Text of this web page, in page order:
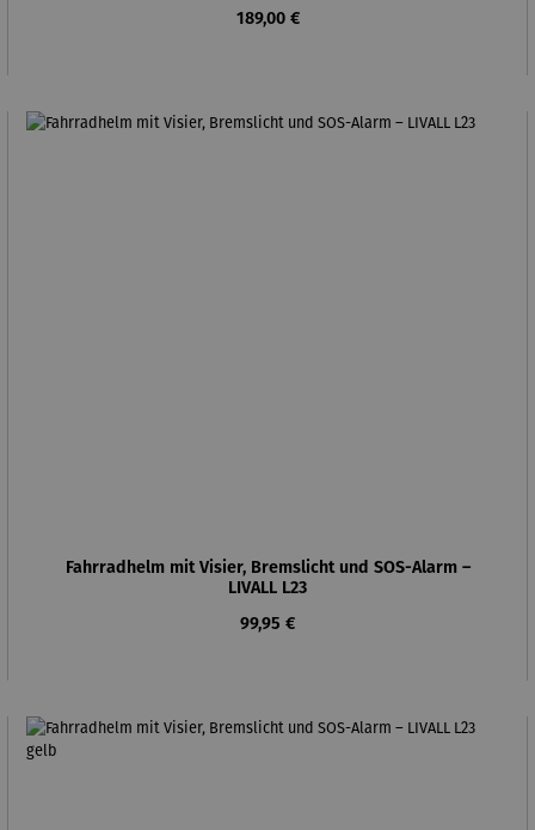
Regulärer Preis:
189,00 €
Fahrradhelm mit Visier, Bremslicht und SOS-Alarm –
LIVALL L23
Regulärer Preis:
99,95 €